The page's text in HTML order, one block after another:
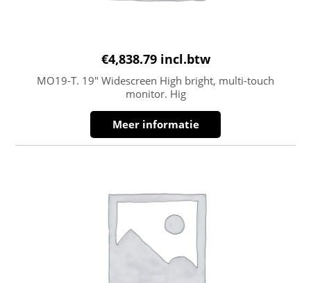
€4,838.79 incl.btw
MO19-T. 19″ Widescreen High bright, multi-touch
monitor. Hig
Meer informatie